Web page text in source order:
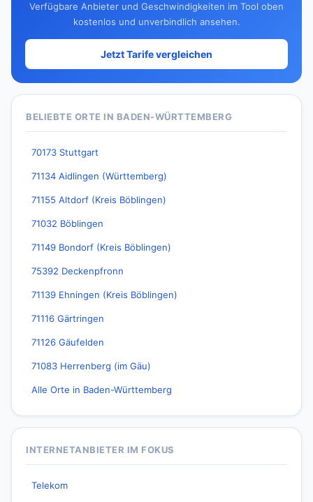
Verfügbare Anbieter und Geschwindigkeiten im Tool oben
kostenlos und unverbindlich ansehen.
Jetzt Tarife vergleichen
BELIEBTE ORTE IN BADEN-WÜRTTEMBERG
70173 Stuttgart
71134 Aidlingen (Württemberg)
71155 Altdorf (Kreis Böblingen)
71032 Böblingen
71149 Bondorf (Kreis Böblingen)
75392 Deckenpfronn
71139 Ehningen (Kreis Böblingen)
71116 Gärtringen
71126 Gäufelden
71083 Herrenberg (im Gäu)
Alle Orte in Baden-Württemberg
INTERNETANBIETER IM FOKUS
Telekom